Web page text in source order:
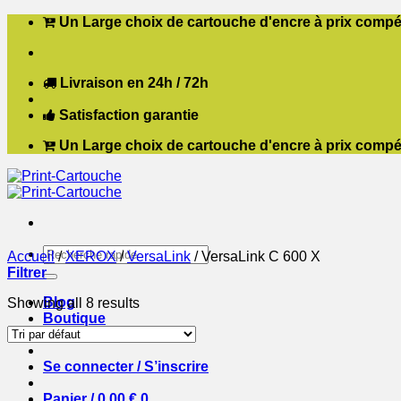
Passer
contenu
Un Large choix de cartouche d'encre à prix
Livraison en 24h / 72h
Satisfaction garantie
Un Large choix de cartouche d'encre à prix
Recherche
pour :
Blog
Boutique
Contact
Se connecter / S’inscrire
Accueil / XEROX / VersaLink /VersaLink C 600 X
Filtrer
Showing all 8 results